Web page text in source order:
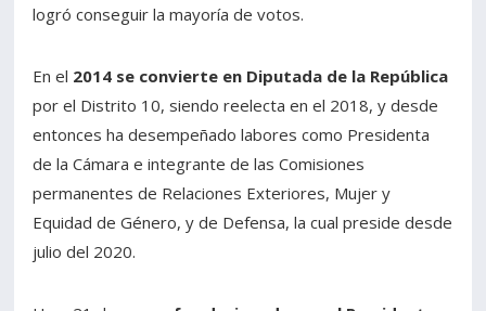
logró conseguir la mayoría de votos.
En el 2014 se convierte en Diputada de la República
por el Distrito 10, siendo reelecta en el 2018, y desde
entonces ha desempeñado labores como Presidenta
de la Cámara e integrante de las Comisiones
permanentes de Relaciones Exteriores, Mujer y
Equidad de Género, y de Defensa, la cual preside desde
julio del 2020.